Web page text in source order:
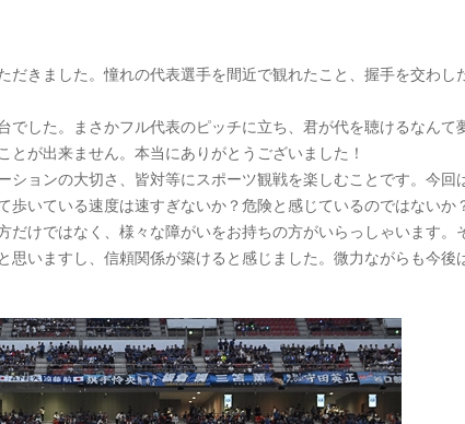
きました。憧れの代表選手を間近で観れたこと、握手を交わし
した。まさかフル代表のピッチに立ち、君が代を聴けるなんて
が出来ません。本当にありがとうございました！
ョンの大切さ、皆対等にスポーツ観戦を楽しむことです。今回
いている速度は速すぎないか？危険と感じているのではないか
けではなく、様々な障がいをお持ちの方がいらっしゃいます。
いますし、信頼関係が築けると感じました。微力ながらも今後